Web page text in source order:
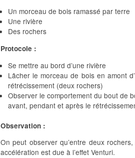
Un morceau de bois ramassé par terre
Une rivière
Des rochers
Protocole :
Se mettre au bord d’une rivière
Lâcher le morceau de bois en amont
rétrécissement (deux rochers)
Observer le comportement du bout de
avant, pendant et après le
Observation :
On peut observer qu’entre deux
accélération est due à l’effet Venturi.